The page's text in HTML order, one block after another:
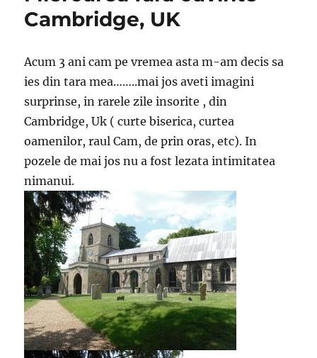
Cambridge, UK
Acum 3 ani cam pe vremea asta m-am decis sa
ies din tara mea……..mai jos aveti imagini
surprinse, in rarele zile insorite , din
Cambridge, Uk ( curte biserica, curtea
oamenilor, raul Cam, de prin oras, etc). In
pozele de mai jos nu a fost lezata intimitatea
nimanui.